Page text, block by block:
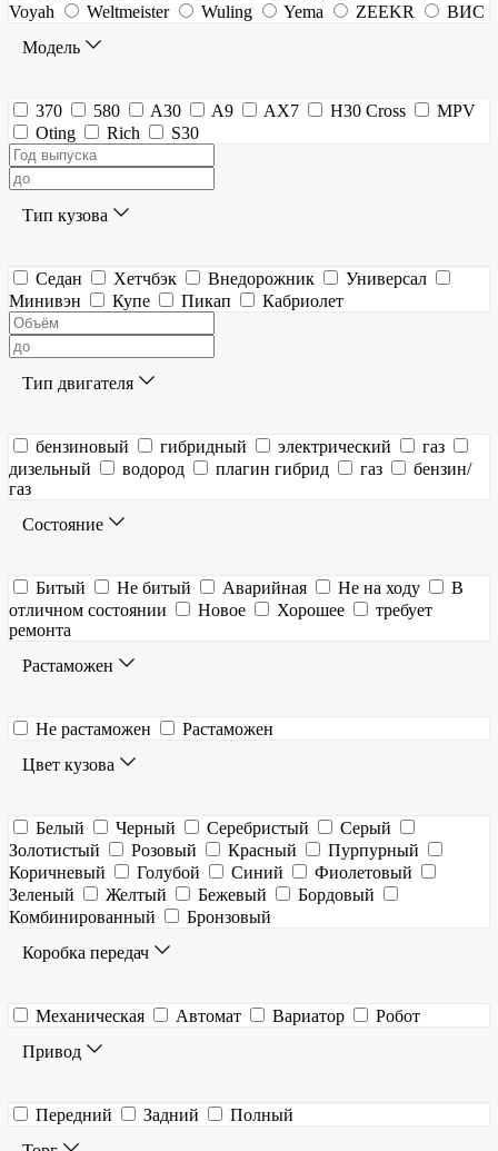
Voyah
Weltmeister Wuling Yema ZEEKR
ВИС
Модель
370 580 A30 A9 AX7 H30 Cross
MPV
Oting
Rich S30
Тип кузова
Седан Хетчбэк Внедорожник
Универсал
Минивэн
Купе Пикап Кабриолет
Тип двигателя
бензиновый гибридный электрический
газ
дизельный
водород плагин гибрид газ
бензин/
газ
Состояние
Битый Не битый Аварийная Не на ходу
В
отличном состоянии
Новое Хорошее
требует
ремонта
Растаможен
Не растаможен
Растаможен
Цвет кузова
Белый Черный Серебристый
Серый
Золотистый
Розовый Красный
Пурпурный
Коричневый
Голубой Синий
Фиолетовый
Зеленый
Желтый Бежевый
Бордовый
Комбинированный
Бронзовый
Коробка передач
Механическая Автомат Вариатор
Робот
Привод
Передний Задний
Полный